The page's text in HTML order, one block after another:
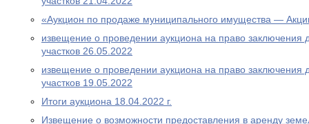
«Аукцион по продаже муниципального имущества —
извещение о проведении аукциона на право заключения
участков 26.05.2022
извещение о проведении аукциона на право заключения
участков 19.05.2022
Итоги аукциона 18.04.2022 г.
Извещение о возможности предоставления в аренду